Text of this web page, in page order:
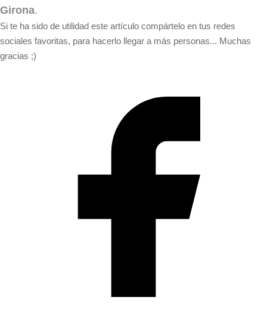
Girona.
Si te ha sido de utilidad este artículo compártelo en tus redes
sociales favoritas, para hacerlo llegar a más personas... Muchas
gracias ;)